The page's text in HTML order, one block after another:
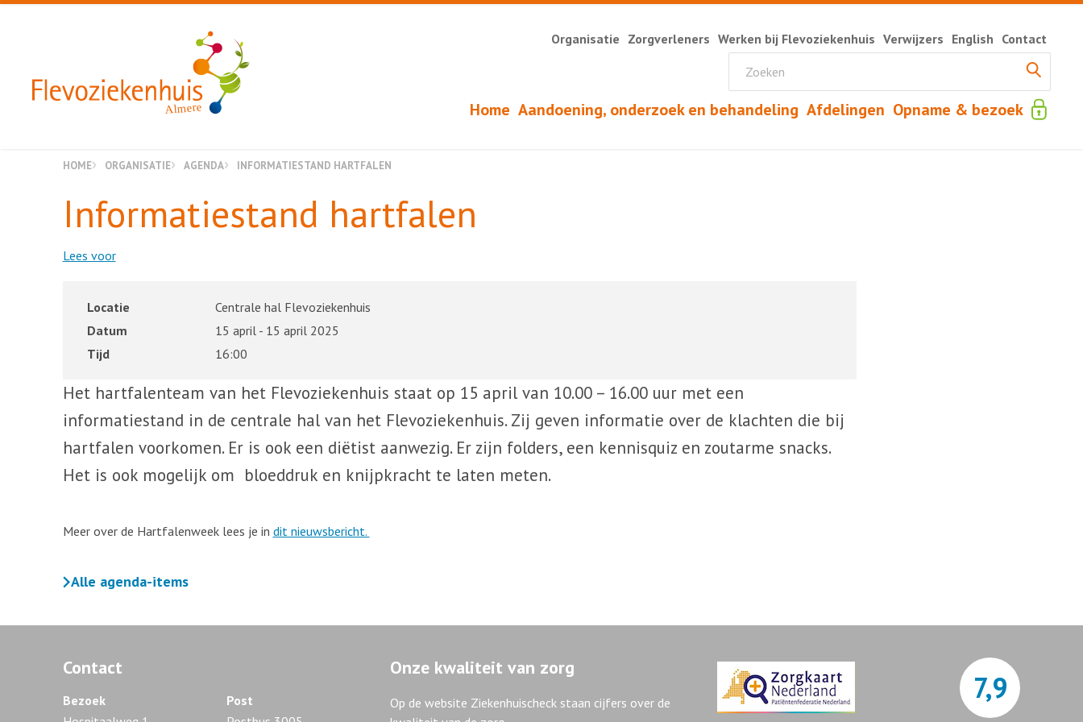
Almere Home Aandoening, onderzoek en behandeling Afdelingen Opname & bezoek
Organisatie Zorgverleners Werken bij Flevoziekenhuis Verwijzers English Contact
HOME ORGANISATIE AGENDA INFORMATIESTAND HARTFALEN
Informatiestand hartfalen
Lees voor
Locatie
Centrale hal Flevoziekenhuis
Datum
15 april - 15 april 2025
Tijd
16:00
Het hartfalenteam van het Flevoziekenhuis staat op 15 april van 10.00 – 16.00 uur met een
informatiestand in de centrale hal van het Flevoziekenhuis. Zij geven informatie over de klachten die bij
hartfalen voorkomen. Er is ook een diëtist aanwezig. Er zijn folders, een kennisquiz en zoutarme snacks.
Het is ook mogelijk om bloeddruk en knijpkracht te laten meten.
Meer over de Hartfalenweek lees je in dit nieuwsbericht.
Alle agenda-items
Contact
Bezoek
Post
Onze kwaliteit van zorg
Op de website Ziekenhuischeck staan cijfers over de
7,9